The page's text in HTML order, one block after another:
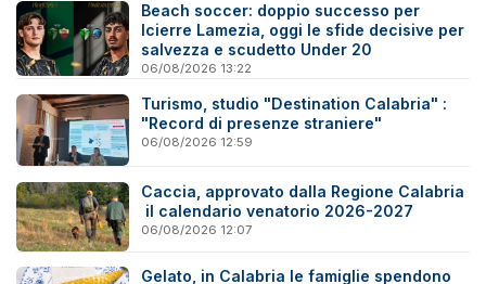
Beach soccer: doppio successo per
Icierre Lamezia, oggi le sfide decisive per
salvezza e scudetto Under 20
06/08/2026 13:22
Turismo, studio "Destination Calabria" :
"Record di presenze straniere"
06/08/2026 12:59
Caccia, approvato dalla Regione Calabria
il calendario venatorio 2026-2027
06/08/2026 12:07
Gelato, in Calabria le famiglie spendono